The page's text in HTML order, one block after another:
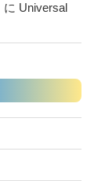
に Universal